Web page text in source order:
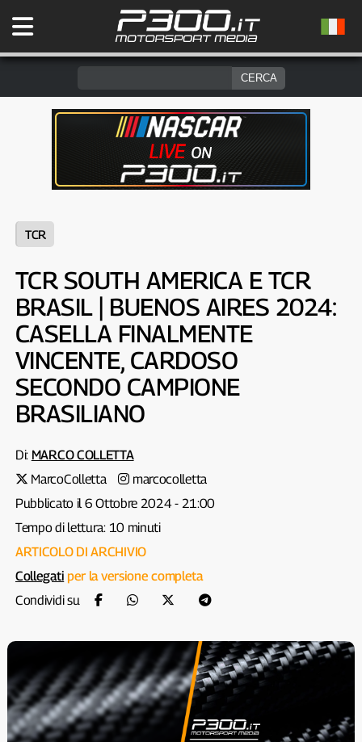
TCR
TCR SOUTH AMERICA E TCR
BRASIL | BUENOS AIRES 2024:
CASELLA FINALMENTE
VINCENTE, CARDOSO
SECONDO CAMPIONE
BRASILIANO
Di: MARCO COLLETTA
MarcoColletta
marcocolletta
Pubblicato il 6 Ottobre 2024 - 21:00
Tempo di lettura: 10 minuti
ARTICOLO DI ARCHIVIO
Collegati per la versione completa
Condividi su